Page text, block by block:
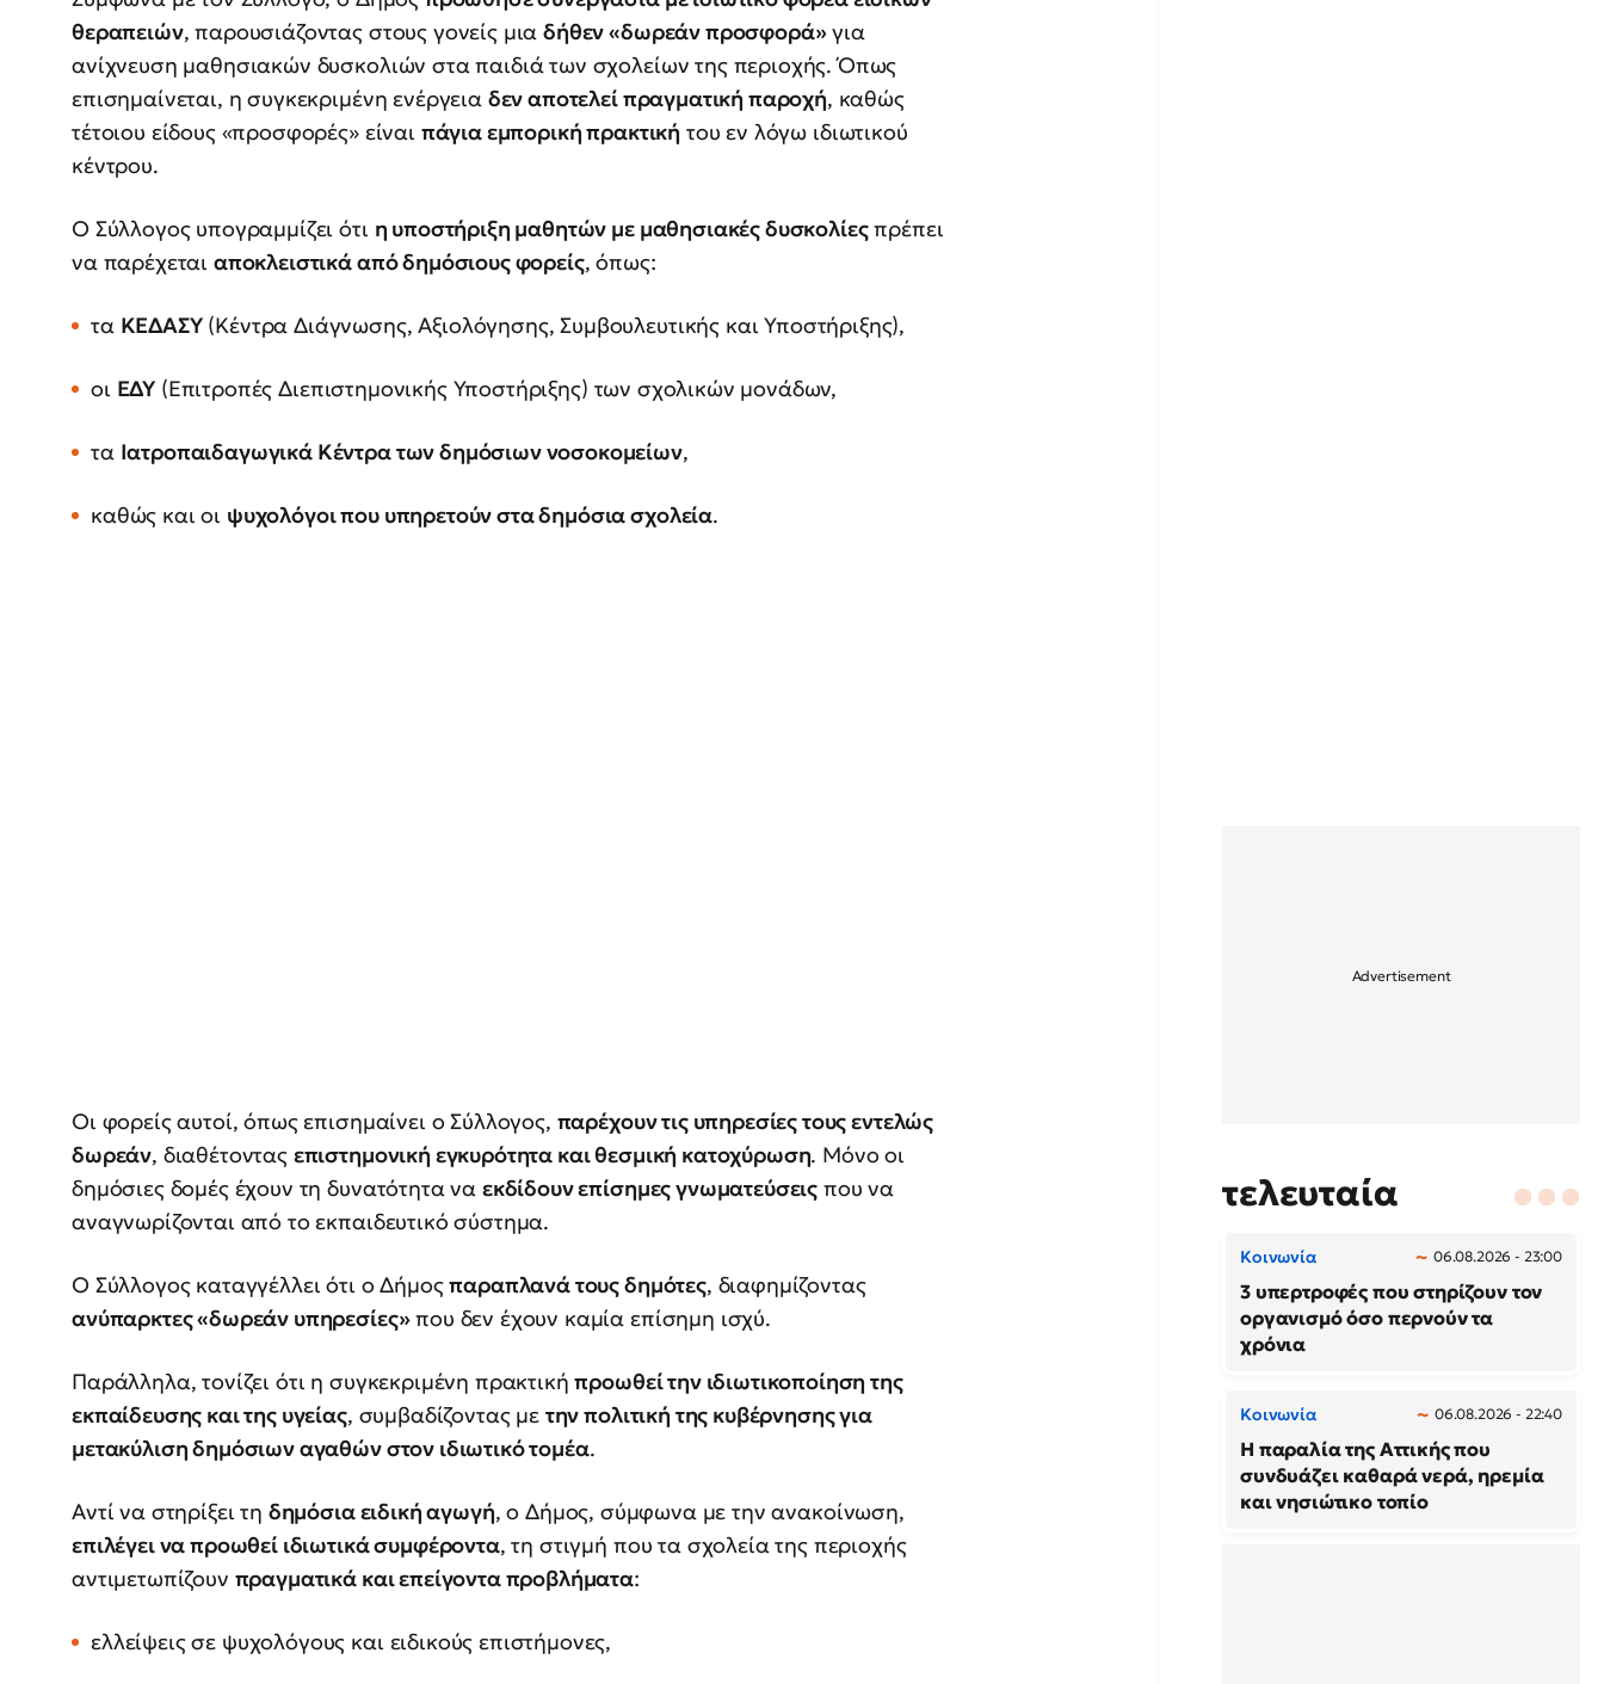
θεραπειών, παρουσιάζοντας στους γονείς μιαδήθεν «δωρεάν προσφορά»για
ανίχνευση μαθησιακών δυσκολιών στα παιδιά των σχολείων της περιοχής. Όπως
επισημαίνεται, η συγκεκριμένη ενέργεια δεν αποτελεί πραγματική παροχή, καθώς
τέτοιου είδους «προσφορές» είναι πάγια εμπορική πρακτική του εν λόγω ιδιωτικού
κέντρου.
Ο Σύλλογος υπογραμμίζει ότι η υποστήριξη μαθητών με μαθησιακές δυσκολίεςπρέπει
να παρέχεται αποκλειστικά από δημόσιους φορείς, όπως:
τα ΚΕΔΑΣΥ(Κέντρα Διάγνωσης, Αξιολόγησης, Συμβουλευτικής και Υποστήριξης),
οι ΕΔΥ (Επιτροπές Διεπιστημονικής Υποστήριξης) των σχολικών μονάδων,
τα Ιατροπαιδαγωγικά Κέντρα των δημόσιων νοσοκομείων,
καθώς και οι ψυχολόγοι που υπηρετούν στα δημόσια σχολεία.
Οι φορείς αυτοί, όπως επισημαίνει ο Σύλλογος, παρέχουν τις υπηρεσίες τους εντελώς
δωρεάν, διαθέτοντας επιστημονική εγκυρότητα και θεσμική κατοχύρωση. Μόνο οι
δημόσιες δομές έχουν τη δυνατότητα να εκδίδουν επίσημες γνωματεύσεις που να
αναγνωρίζονται από το εκπαιδευτικό σύστημα.
Ο Σύλλογος καταγγέλλει ότι ο Δήμοςπαραπλανά τους δημότες, διαφημίζοντας
ανύπαρκτες «δωρεάν υπηρεσίες»που δεν έχουν καμία επίσημη ισχύ.
Παράλληλα, τονίζει ότι η συγκεκριμένη πρακτικήπροωθεί την ιδιωτικοποίηση της
εκπαίδευσης και της υγείας, συμβαδίζοντας με την πολιτική της κυβέρνησης για
μετακύλιση δημόσιων αγαθών στον ιδιωτικό τομέα.
Αντί να στηρίξει τη δημόσια ειδική αγωγή, ο Δήμος, σύμφωνα με την ανακοίνωση,
επιλέγει να προωθεί ιδιωτικά συμφέροντα, τη στιγμή που τα σχολεία της περιοχής
αντιμετωπίζουν πραγματικά και επείγοντα προβλήματα:
ελλείψεις σε ψυχολόγους και ειδικούς επιστήμονες,
τελευταία
Κοινωνία 06.08.2026 - 23:00
3 υπερτροφές που στηρίζουν τον
οργανισμό όσο περνούν τα
χρόνια
Κοινωνία 06.08.2026 - 22:40
Η παραλία της Αττικής που
συνδυάζει καθαρά νερά, ηρεμία
και νησιώτικο τοπίο